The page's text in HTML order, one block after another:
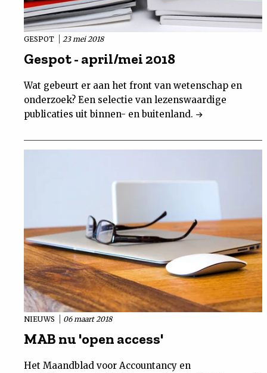
GESPOT 23 mei 2018
Gespot - april/mei 2018
Wat gebeurt er aan het front van wetenschap en
onderzoek? Een selectie van lezenswaardige
publicaties uit binnen- en buitenland.
NIEUWS 06 maart 2018
MAB nu 'open access'
Het Maandblad voor Accountancy en